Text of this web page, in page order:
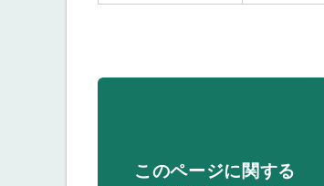
このページに関する